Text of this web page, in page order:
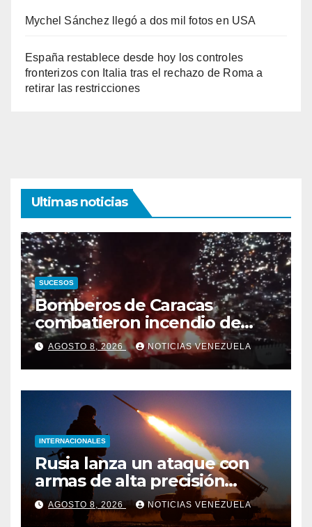
Mychel Sánchez llegó a dos mil fotos en USA
España restablece desde hoy los controles
fronterizos con Italia tras el rechazo de Roma a
retirar las restricciones
Ultimas noticias
SUCESOS
Bomberos de Caracas
combatieron incendio de
gran magnitud en zona
industrial de El Llanito
AGOSTO 8, 2026 NOTICIAS VENEZUELA
INTERNACIONALES
Rusia lanza un ataque con
armas de alta precisión
contra la industria militar en
Kiev
AGOSTO 8, 2026 NOTICIAS VENEZUELA